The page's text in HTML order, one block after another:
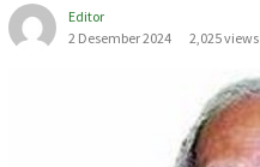
Editor
2 Desember 2024
2,025 views